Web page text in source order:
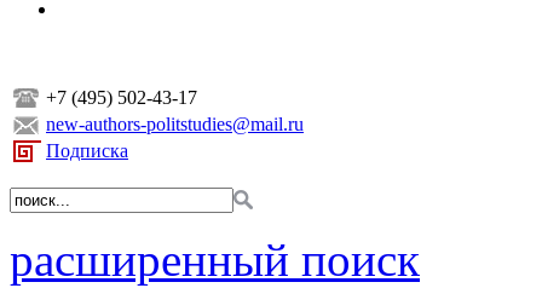
+7 (495) 502-43-17
new-authors-politstudies@mail.ru
Подписка
расширенный поиск